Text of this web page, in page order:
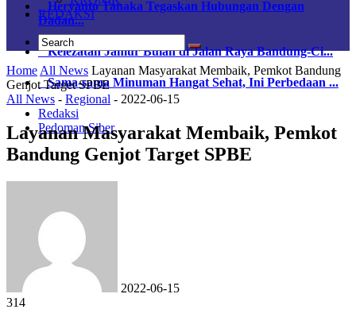
Heryanto Tanaka Tegaskan Hubungan Dengan
Dadan...
Kelezatan Jamur Bulan di Jalan Raya Bandung-Ci...
Sama-sama Minuman Hangat Sehat, Ini Perbedaan ...
Redaksi
Pedoman Siber
REDAKSI
Home All News Layanan Masyarakat Membaik, Pemkot Bandung
Genjot Target SPBE
All News - Regional - 2022-06-15
Layanan Masyarakat Membaik, Pemkot
Bandung Genjot Target SPBE
2022-06-15
314